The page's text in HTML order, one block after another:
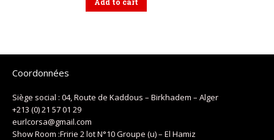
Coordonnées
Siège social : 04, Route de Kaddous – Birkhadem – Alger
+213 (0) 21 57 01 29
eurlcorsa@gmail.com
Show Room :Fririe 2 lot N°10 Groupe (u) – El Hamiz